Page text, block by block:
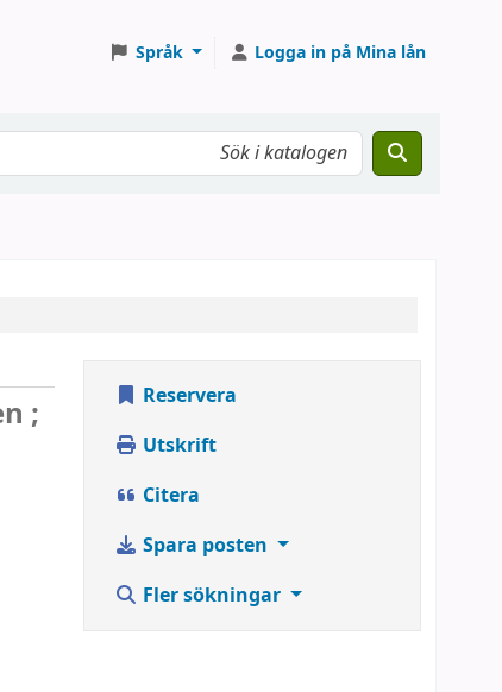
Språk Logga in på Mina lån
;
Reservera
Utskrift
Citera
Spara posten
Fler sökningar